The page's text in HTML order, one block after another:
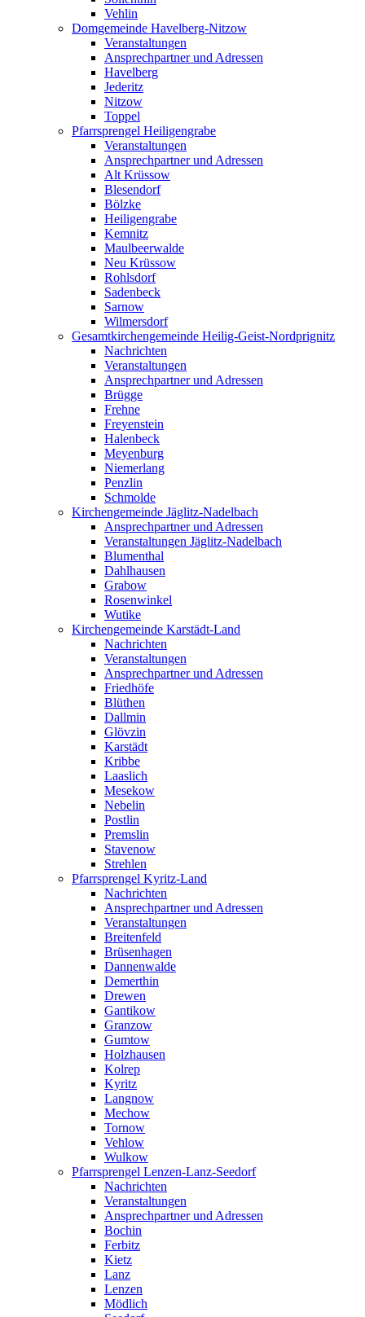
Vehlin
Domgemeinde Havelberg-Nitzow
Veranstaltungen
Ansprechpartner und Adressen
Havelberg
Jederitz
Nitzow
Toppel
Pfarrsprengel Heiligengrabe
Veranstaltungen
Ansprechpartner und Adressen
Alt Krüssow
Blesendorf
Bölzke
Heiligengrabe
Kemnitz
Maulbeerwalde
Neu Krüssow
Rohlsdorf
Sadenbeck
Sarnow
Wilmersdorf
Gesamtkirchengemeinde Heilig-Geist-Nordprignitz
Nachrichten
Veranstaltungen
Ansprechpartner und Adressen
Brügge
Frehne
Freyenstein
Halenbeck
Meyenburg
Niemerlang
Penzlin
Schmolde
Kirchengemeinde Jäglitz-Nadelbach
Ansprechpartner und Adressen
Veranstaltungen Jäglitz-Nadelbach
Blumenthal
Dahlhausen
Grabow
Rosenwinkel
Wutike
Kirchengemeinde Karstädt-Land
Nachrichten
Veranstaltungen
Ansprechpartner und Adressen
Friedhöfe
Blüthen
Dallmin
Glövzin
Karstädt
Kribbe
Laaslich
Mesekow
Nebelin
Postlin
Premslin
Stavenow
Strehlen
Pfarrsprengel Kyritz-Land
Nachrichten
Ansprechpartner und Adressen
Veranstaltungen
Breitenfeld
Brüsenhagen
Dannenwalde
Demerthin
Drewen
Gantikow
Granzow
Gumtow
Holzhausen
Kolrep
Kyritz
Langnow
Mechow
Tornow
Vehlow
Wulkow
Pfarrsprengel Lenzen-Lanz-Seedorf
Nachrichten
Veranstaltungen
Ansprechpartner und Adressen
Bochin
Ferbitz
Kietz
Lanz
Lenzen
Mödlich